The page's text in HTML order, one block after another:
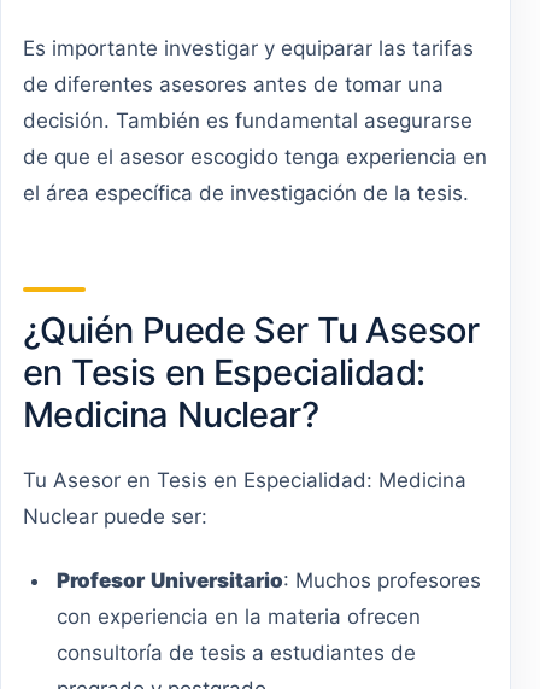
Es importante investigar y equiparar las tarifas
de diferentes asesores antes de tomar una
decisión. También es fundamental asegurarse
de que el asesor escogido tenga experiencia en
el área específica de investigación de la tesis.
¿Quién Puede Ser Tu Asesor
en Tesis en Especialidad:
Medicina Nuclear?
Tu Asesor en Tesis en Especialidad: Medicina
Nuclear puede ser:
Profesor Universitario: Muchos profesores
con experiencia en la materia ofrecen
consultoría de tesis a estudiantes de